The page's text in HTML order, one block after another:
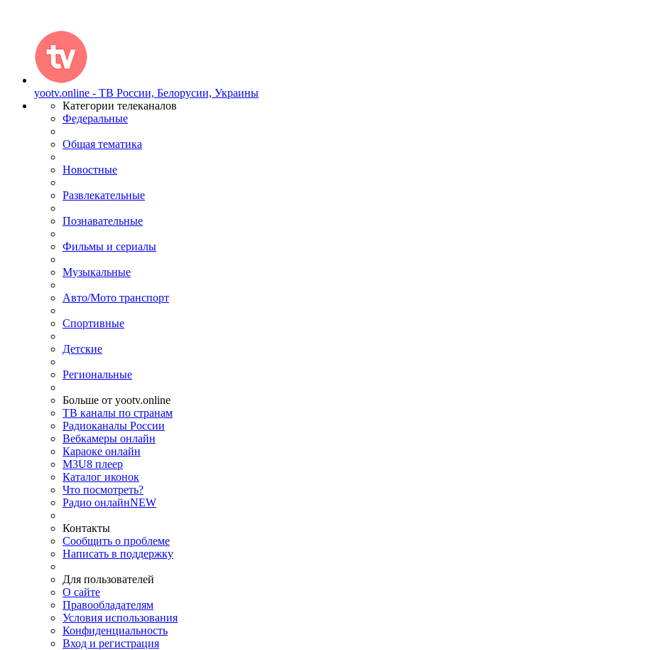
yootv.online - ТВ России, Белорусии, Украины
Категории телеканалов
Федеральные
Общая тематика
Новостные
Развлекательные
Познавательные
Фильмы и сериалы
Музыкальные
Авто/Мото транспорт
Спортивные
Детские
Региональные
Больше от yootv.online
ТВ каналы по странам
Радиоканалы России
Вебкамеры онлайн
Караоке онлайн
M3U8 плеер
Каталог иконок
Что посмотреть?
Радио онлайнNEW
Контакты
Сообщить о проблеме
Написать в поддержку
Для пользователей
О сайте
Правообладателям
Условия использования
Конфиденциальность
Вход и регистрация